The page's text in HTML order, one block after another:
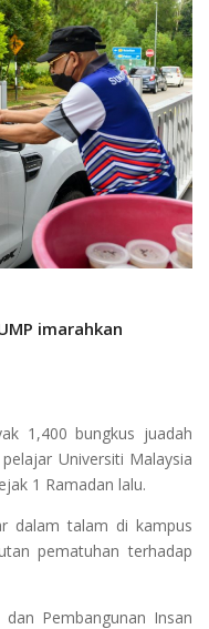
imarahkan
1,400 bungkus juadah
Universiti Malaysia
1 Ramadan lalu.
dalam talam di kampus
pematuhan terhadap
Pembangunan Insan